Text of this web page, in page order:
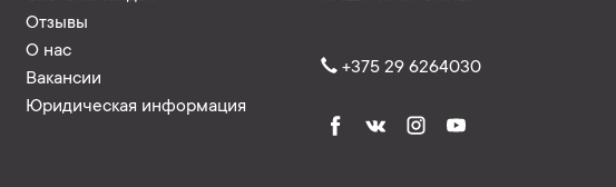
Отзывы
О нас
Вакансии
Юридическая информация
+375 29 6264030